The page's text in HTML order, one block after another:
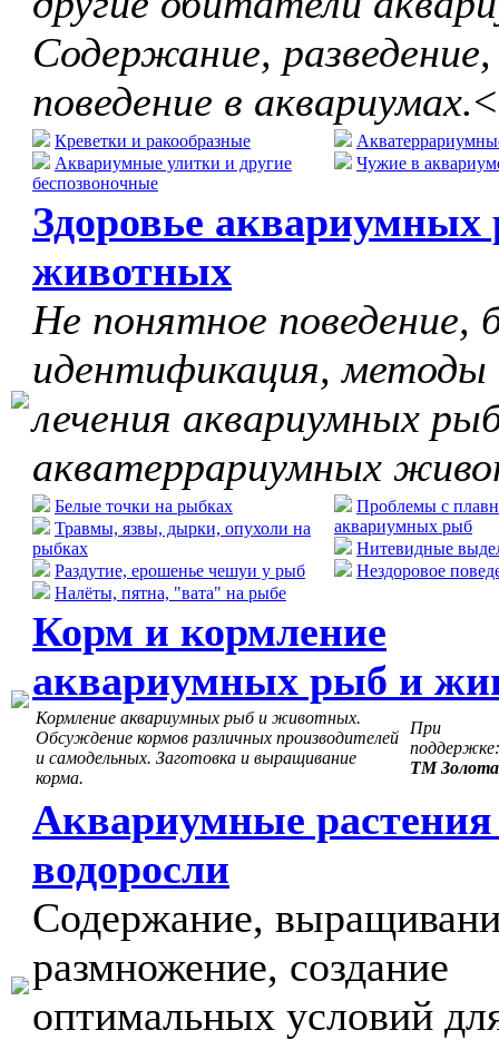
Содержание, разведение,
поведение в аквариумах.<
Креветки и ракообразные
Аквариумные улитки и другие
беспозвоночные
Чужие в
Здоровье
животных
Не понятное поведение,
идентификация, методы
лечения аквариумных
акватеррариумных
Белые точки на рыбках
Травмы, язвы, дырки, опухоли на
рыбках
Раздутие, ерошенье чешуи у рыб
Налёты, пятна, "вата" на рыбе
Проблемы с
аквариумных рыб
Нитевидные
Нездоровое
Корм и кормление
аквариумных рыб и
Кормление аквариумных рыб и животных.
Обсуждение кормов различных производителей
и самодельных. Заготовка и выращивание
корма.
При
поддержке:
ТМ
Аквариумные
водоросли
Содержание,
размножение, создание
оптимальных условий